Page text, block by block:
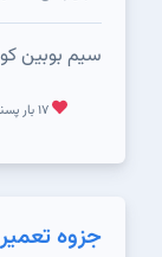
سیم بوبین کولر لیفان ۵۲۰ از
17 بار پسند شده
جزوه تعمیر BSI BM34 COM2000